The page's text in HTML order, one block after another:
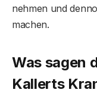
nehmen und
machen.
Was sagen
Kallerts